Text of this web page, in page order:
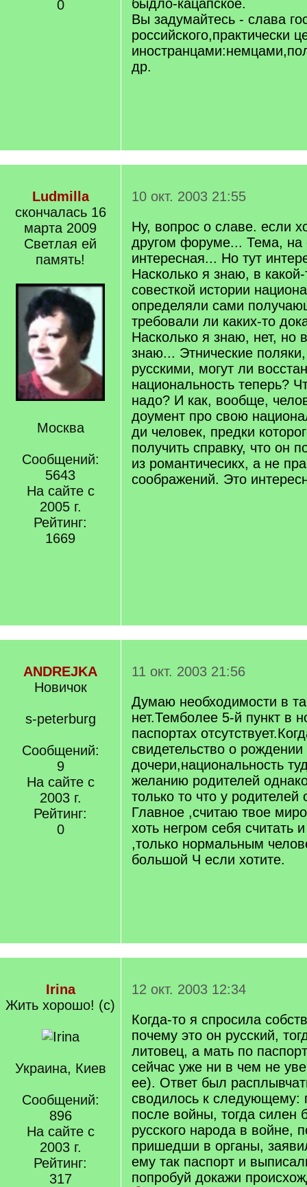
0
быдло-кацапское.
Вы задумайтесь - слава
российского,практически
др.
Ludmilla
скончалась 16
марта 2009
Светлая ей
память!
Москва
Сообщений:
5643
На сайте с
2005 г.
Рейтинг:
1669
10 окт. 2003 21:55
Ну, вопрос о славе. если
другом форуме... Тема,
интересная... Но тут
Насколько я знаю, в
совесткой истории
определяли сами
требовали ли каких-то
Насколько я знаю, нет, но
знаю... Этнические
русскими, могут ли
национальность теперь?
надо? И как, вообще,
доумент про свою
ди человек, предки
получить справку, что он
из романтичесикх, а не
соображений. Это
ANDREJKA
Новичок
s-peterburg
Сообщений:
9
На сайте с
2003 г.
Рейтинг:
0
11 окт. 2003 21:56
Думаю необходимости в
нет.Темболее 5-й пункт в
паспортах
свидетельство о рождении
дочери,национальность
желанию родителей
только то что у
Главное ,считаю твое
хоть негром себя считать
,только нормальным
большой Ч если хотите.
Irina
Жить хорошо! (с)
Украина, Киев
Сообщений:
896
На сайте с
2003 г.
Рейтинг:
317
12 окт. 2003 12:34
Когда-то я спросила
почему это он русский,
литовец, а мать по
сейчас уже ни в чем не
ее). Ответ был
сводилось к следующему:
после войны, тогда силен
русского народа в войне,
пришедши в органы,
ему так паспорт и
попробуй докажи